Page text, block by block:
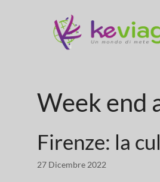
Week end
Firenze: la
27 Dicembre 2022